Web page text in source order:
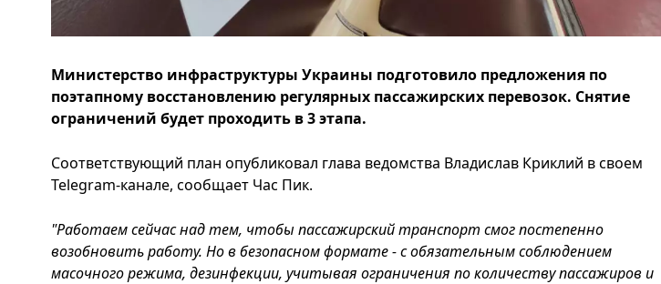
Министерство инфраструктуры Украины подготовило предложения по
поэтапному восстановлению регулярных пассажирских перевозок. Снятие
ограничений будет проходить в 3 этапа.
Соответствующий план опубликовал глава ведомства Владислав Криклий в своем
Telegram-канале, сообщает Час Пик.
"Работаем сейчас над тем, чтобы пассажирский транспорт смог постепенно
возобновить работу. Но в безопасном формате - с обязательным соблюдением
масочного режима, дезинфекции, учитывая ограничения по количеству пассажиров и